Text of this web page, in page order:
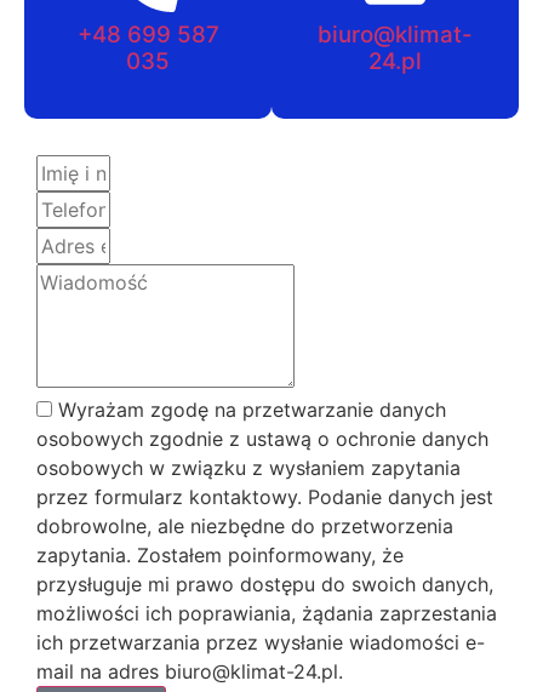
+48 699 587
035
biuro@klimat-
24.pl
Wyrażam zgodę na przetwarzanie danych
osobowych zgodnie z ustawą o ochronie danych
osobowych w związku z wysłaniem zapytania
przez formularz kontaktowy. Podanie danych jest
dobrowolne, ale niezbędne do przetworzenia
zapytania. Zostałem poinformowany, że
przysługuje mi prawo dostępu do swoich danych,
możliwości ich poprawiania, żądania zaprzestania
ich przetwarzania przez wysłanie wiadomości e-
mail na adres biuro@klimat-24.pl.